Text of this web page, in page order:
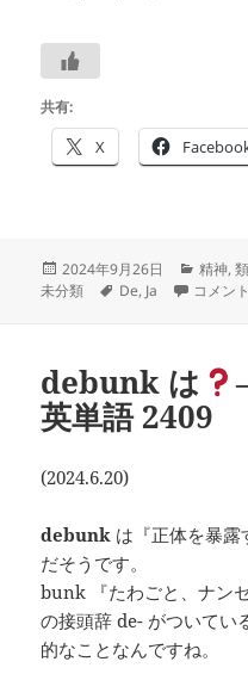
共有:
X
投
稿
2024年9月26日
カ
テ
精神,
未分類
タ
De, Ja deja vu
コメン
debunk は
英単語 2409
(2024.6.20)
debunk は『正体を暴
だそうです。
bunk 『たわごと、ナン
の接頭辞 de- がついてい
的なことなんですね。